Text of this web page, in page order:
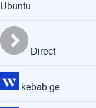
Ubuntu
Direct
kebab.ge